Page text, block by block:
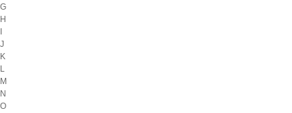
G
H
J
K
L
M
N
O